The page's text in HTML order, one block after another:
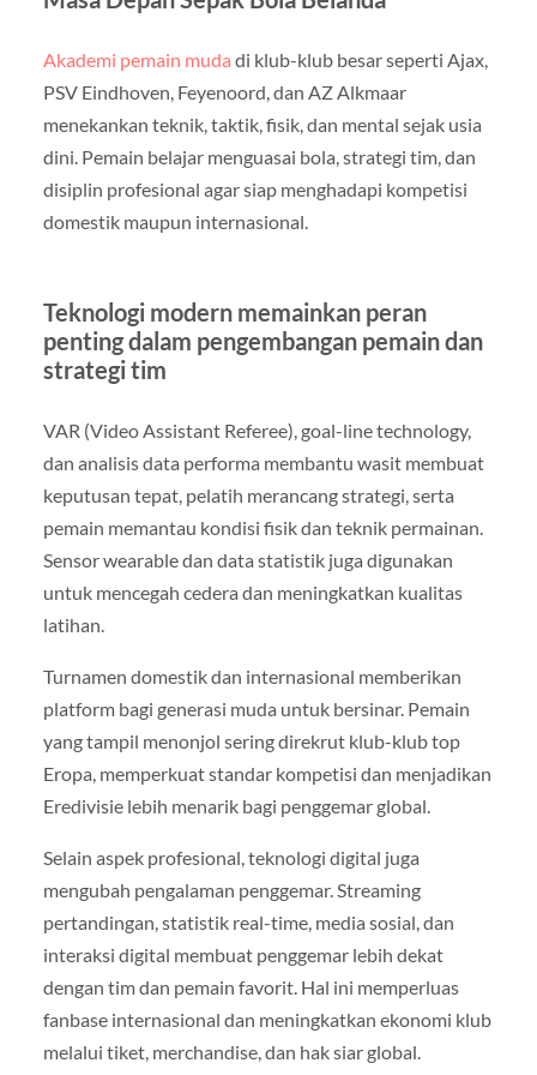
Akademi pemain muda di klub-klub besar seperti Ajax,
PSV Eindhoven, Feyenoord, dan AZ Alkmaar
menekankan teknik, taktik, fisik, dan mental sejak usia
dini. Pemain belajar menguasai bola, strategi tim, dan
disiplin profesional agar siap menghadapi kompetisi
domestik maupun internasional.
Teknologi modern memainkan peran
penting dalam pengembangan pemain dan
strategi tim
VAR (Video Assistant Referee), goal-line technology,
dan analisis data performa membantu wasit membuat
keputusan tepat, pelatih merancang strategi, serta
pemain memantau kondisi fisik dan teknik permainan.
Sensor wearable dan data statistik juga digunakan
untuk mencegah cedera dan meningkatkan kualitas
latihan.
Turnamen domestik dan internasional memberikan
platform bagi generasi muda untuk bersinar. Pemain
yang tampil menonjol sering direkrut klub-klub top
Eropa, memperkuat standar kompetisi dan menjadikan
Eredivisie lebih menarik bagi penggemar global.
Selain aspek profesional, teknologi digital juga
mengubah pengalaman penggemar. Streaming
pertandingan, statistik real-time, media sosial, dan
interaksi digital membuat penggemar lebih dekat
dengan tim dan pemain favorit. Hal ini memperluas
fanbase internasional dan meningkatkan ekonomi klub
melalui tiket, merchandise, dan hak siar global.